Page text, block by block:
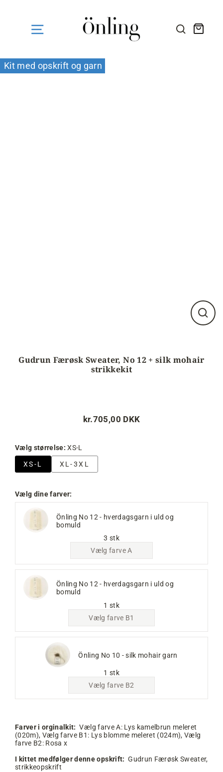
SØG HER
Kit med opskrift og garn
Luk
Gudrun Færøsk Sweater, No 12 + silk mohair
strikkekit
Normalpris
Tilbudspris
kr.705,00 DKK
Vælg størrelse:XS-L
XS-L XL-3XL
Vælg dine farver:
Önling No 12 - hverdagsgarn i uld og
bomuld
3 stk
Vælg farve A
Önling No 12 - hverdagsgarn i uld og
bomuld
1 stk
Vælg farve B1
Önling No 10 - silk mohair garn
1 stk
Vælg farve B2
Farver i orginalkit:Vælg farve A: Lys kamelbrun meleret
(020m), Vælg farve B1: Lys blomme meleret (024m), Vælg
farve B2: Rosa x
I kittet medfølger denne opskrift:Gudrun Færøsk Sweater,
strikkeopskrift